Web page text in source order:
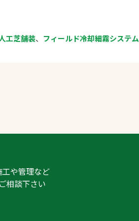
工芝舗装、 フィールド冷却細霧システム
や管理など
相談下さい